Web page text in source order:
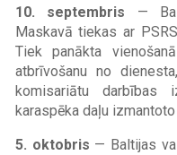
10. septembris —
Maskavā tiekas ar
Tiek panākta
atbrīvošanu no
komisariātu darbības
karaspēka daļu
5. oktobris — Baltijas